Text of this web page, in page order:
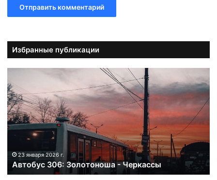
Избранные публикации
в
т
о
б
у
:
23 января 2026 г.
Автобус 306: Золотоноша - Черкассы